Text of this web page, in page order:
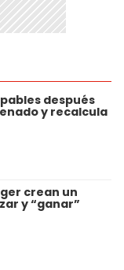
después
y recalcula
crean un
y “ganar”